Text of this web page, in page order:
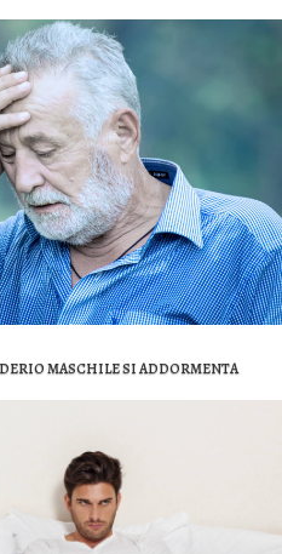
MASCHILE SI ADDORMENTA